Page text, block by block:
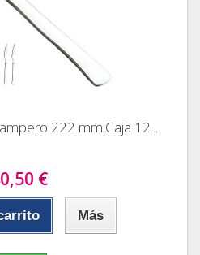
222 mm.Caja 12...
€
Más